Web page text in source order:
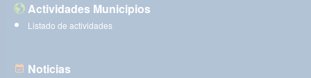
Actividades Municipios
Listado de actividades
Noticias